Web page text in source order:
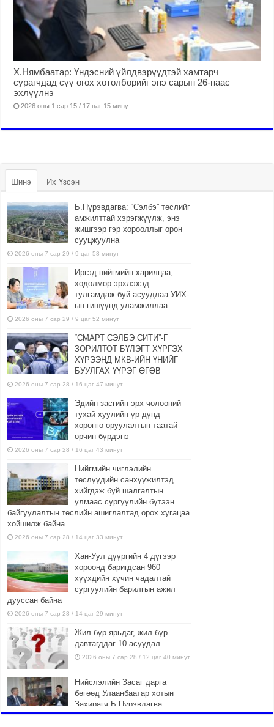
Х.Нямбаатар: Үндэсний үйлдвэрүүдтэй хамтарч
сурагчдад сүү өгөх хөтөлбөрийг энэ сарын 26-наас
эхлүүлнэ
2026 оны 1 сар 15 / 17 цаг 15 минут
Шинэ Их Үзсэн
Б.Пүрэвдагва: “Сэлбэ” төслийг
амжилттай хэрэгжүүлж, энэ
жишгээр гэр хорооллыг орон
сууцжуулна
2026 оны 7 сар 29 / 9 цаг 58 минут
Иргэд нийгмийн харилцаа,
хөдөлмөр эрхлэхэд
тулгамдаж буй асуудлаа УИХ-
ын гишүүнд уламжиллаа
2026 оны 7 сар 29 / 9 цаг 52 минут
“СМАРТ СЭЛБЭ СИТИ”-Г
ЗОРИЛТОТ БҮЛЭГТ ХҮРГЭХ
ХҮРЭЭНД МКВ-ИЙН ҮНИЙГ
БУУЛГАХ ҮҮРЭГ ӨГӨВ
2026 оны 7 сар 28 / 16 цаг 47 минут
Эдийн засгийн эрх чөлөөний
тухай хуулийн үр дүнд
хөрөнгө оруулалтын таатай
орчин бүрдэнэ
2026 оны 7 сар 28 / 16 цаг 43 минут
Нийгмийн чиглэлийн
төслүүдийн санхүүжилтэд
хийгдэж буй шалгалтын
улмаас сургуулийн бүтээн
байгуулалтын төслийн ашиглалтад орох хугацаа
хойшилж байна
2026 оны 7 сар 28 / 14 цаг 33 минут
Хан-Уул дүүргийн 4 дүгээр
хороонд баригдсан 960
хүүхдийн хүчин чадалтай
сургуулийн барилгын ажил
дууссан байна
2026 оны 7 сар 28 / 14 цаг 29 минут
Жил бүр ярьдаг, жил бүр
давтагддаг 10 асуудал
2026 оны 7 сар 28 / 12 цаг 40 минут
Нийслэлийн Засаг дарга
бөгөөд Улаанбаатар хотын
Захирагч Б.Пүрэвдагва
өнөөдөр НҮБ-ын Суурин